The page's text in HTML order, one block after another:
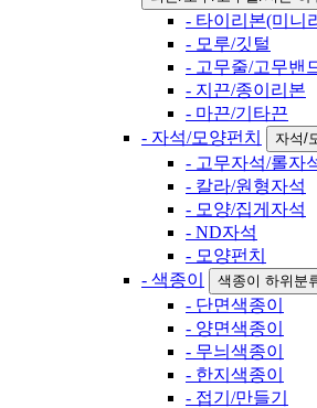
- 타이리본(미니
- 모루/깃털
- 고무줄/고무밴
- 지끈/종이리본
- 마끈/기타끈
- 자석/모양펀치
자석/
- 고무자석/롤자
- 칼라/원형자석
- 모양/집게자석
- ND자석
- 모양펀치
- 색종이
색종이 하위분
- 단면색종이
- 양면색종이
- 무늬색종이
- 한지색종이
- 접기/만들기